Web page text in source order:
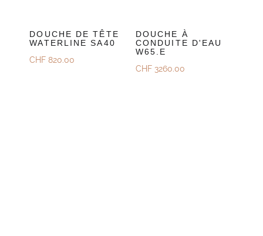
DOUCHE DE TÊTE
WATERLINE SA40
CHF 820.00
DOUCHE À
CONDUITE D'EAU
W65.E
CHF3260.00